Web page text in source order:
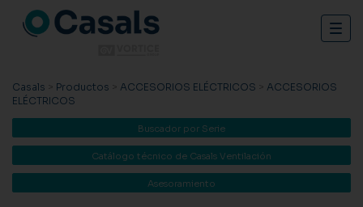
Casals > Productos > ACCESORIOS ELÉCTRICOS > ACCESORIOS
ELÉCTRICOS
Buscador por Serie
Catálogo técnico de Casals Ventilación
Asesoramiento